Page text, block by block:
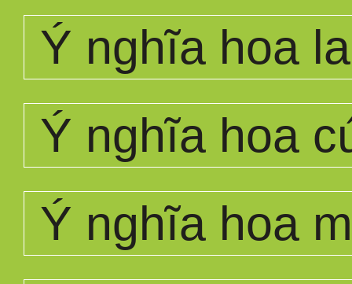
Ý nghĩa hoa
Ý nghĩa hoa
Ý nghĩa hoa